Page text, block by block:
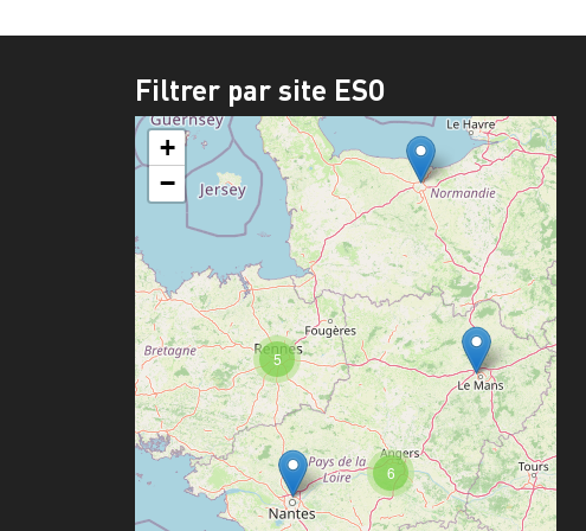
Filtrer par site ESO
6
5
+
−